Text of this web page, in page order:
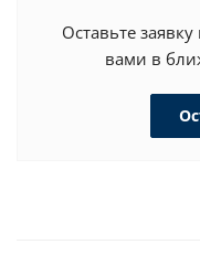
Оставьте
вами в